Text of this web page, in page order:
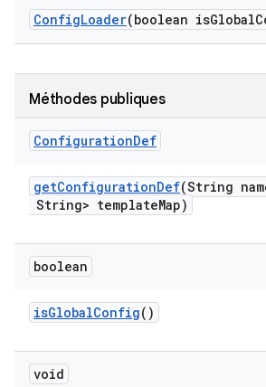
ConfigLoader(boolean isGlobal
Méthodes publiques
ConfigurationDef
getConfigurationDef(String
String> templateMap)
boolean
isGlobalConfig()
void